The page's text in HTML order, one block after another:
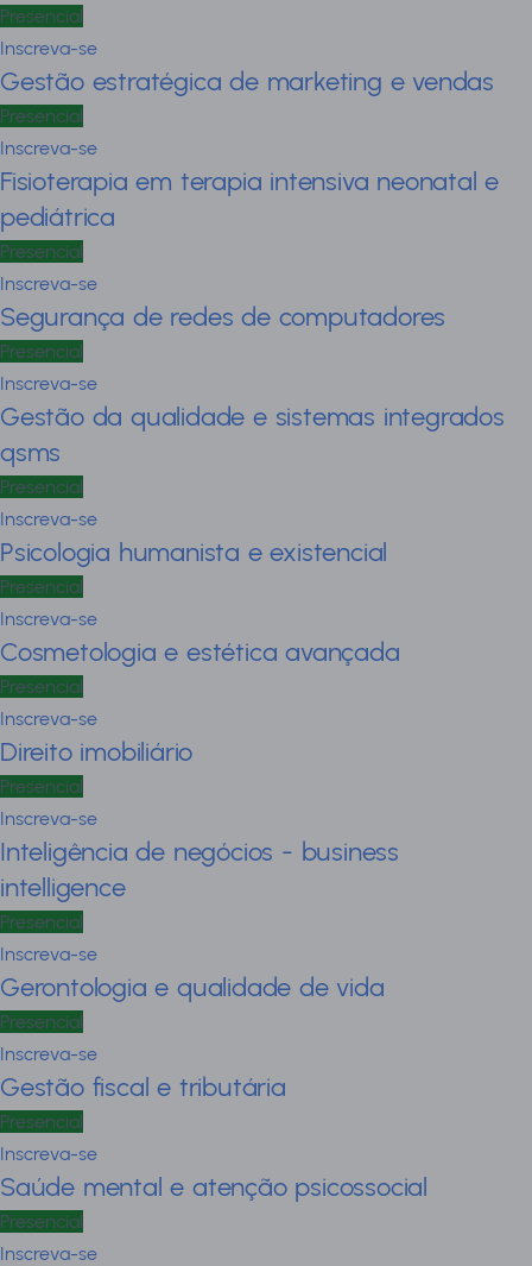
Presencial
Inscreva-se
Gestão estratégica de marketing e vendas
Presencial
Inscreva-se
Fisioterapia em terapia intensiva neonatal e
pediátrica
Presencial
Inscreva-se
Segurança de redes de computadores
Presencial
Inscreva-se
Gestão da qualidade e sistemas integrados
qsms
Presencial
Inscreva-se
Psicologia humanista e existencial
Presencial
Inscreva-se
Cosmetologia e estética avançada
Presencial
Inscreva-se
Direito imobiliário
Presencial
Inscreva-se
Inteligência de negócios - business
intelligence
Presencial
Inscreva-se
Gerontologia e qualidade de vida
Presencial
Inscreva-se
Gestão fiscal e tributária
Presencial
Inscreva-se
Saúde mental e atenção psicossocial
Presencial
Inscreva-se